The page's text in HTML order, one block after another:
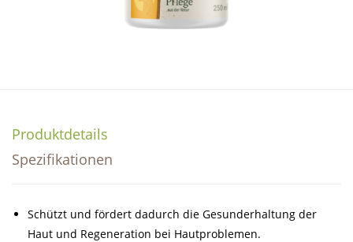
Produktdetails
Spezifikationen
Schützt und fördert dadurch die Gesunderhaltung der
Haut und Regeneration bei Hautproblemen.